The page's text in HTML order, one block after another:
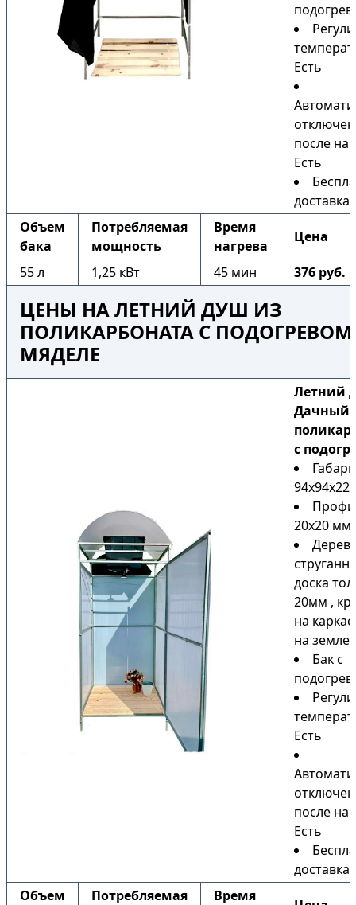
Есть
после
Есть
доставка
Объем
бака
Потребляемая
мощность
Время
нагрева
Цена
55 л 1,25 кВт 45 мин 376 руб.
ЦЕНЫ НА ЛЕТНИЙ ДУШ ИЗ
ПОЛИКАРБОНАТА С ПОДОГРЕВОМ
МЯДЕЛЕ
Летний
Дачный
с
20х20 мм
доска
20мм ,
на
на земле)
Бак с
Есть
после
Есть
доставка
Объем
Потребляемая Время